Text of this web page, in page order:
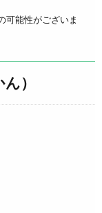
可能性がございま
）